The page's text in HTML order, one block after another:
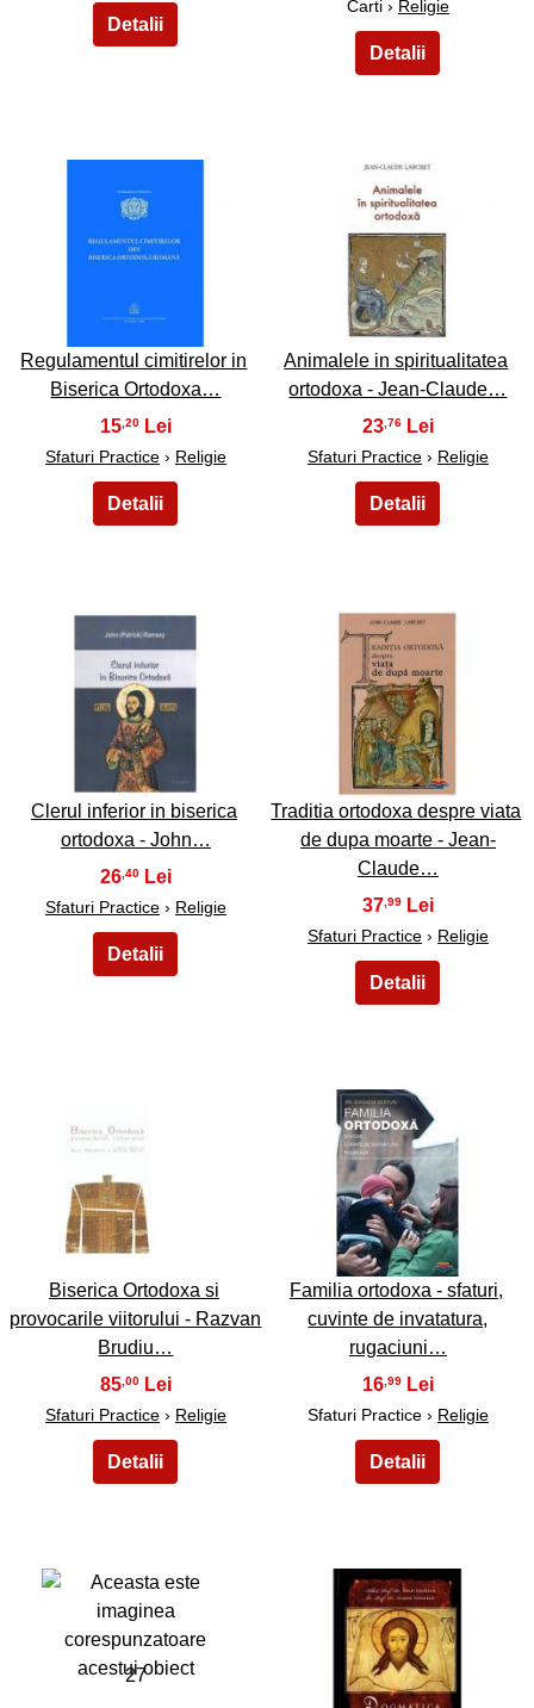
Carti › Religie
21
Regulamentul cimitirelor in
Biserica Ortodoxa…
15,20
Sfaturi Practice› Religie
22
Animalele in spiritualitatea
ortodoxa - Jean-Claude…
23,76
Sfaturi Practice› Religie
23
Clerul inferior in biserica
ortodoxa - John…
26,40
Sfaturi Practice› Religie
24
Traditia ortodoxa despre viata
de dupa moarte - Jean-
Claude…
37,99
Sfaturi Practice› Religie
25
Biserica Ortodoxa si
provocarile viitorului - Razvan
Brudiu…
85,00
Sfaturi Practice› Religie
26
Familia ortodoxa - sfaturi,
cuvinte de invatatura,
rugaciuni…
16,99
Sfaturi Practice › Religie
27 28